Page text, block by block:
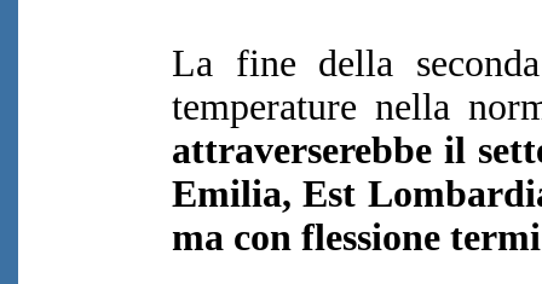
La fine della
temperature nella
attraverserebbe il
Emilia, Est
ma con flessione